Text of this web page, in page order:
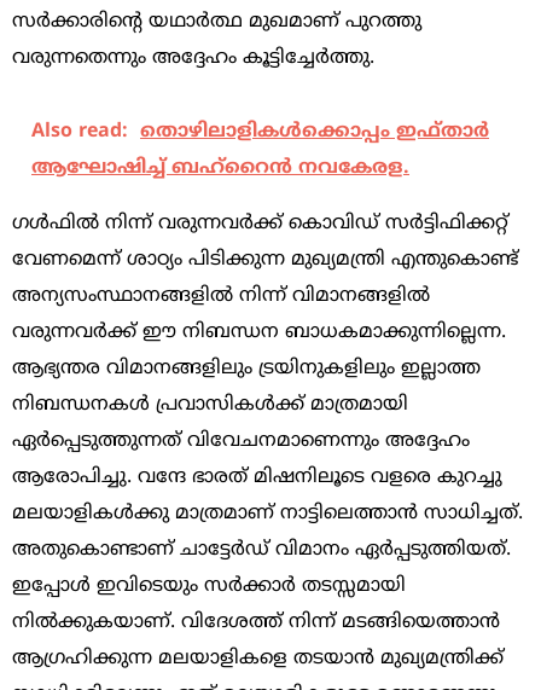
സര്‍ക്കാരിന്റെ യഥാര്‍ത്ഥ മുഖമാണ് പുറത്തു
വരുന്നതെന്നും അദ്ദേഹം കൂട്ടിച്ചേര്‍ത്തു.
Also read: തൊഴിലാളികൾക്കൊപ്പം ഇഫ്താർ
ആഘോഷിച്ച് ബഹ്റൈൻ നവകേരള.
ഗള്‍ഫില്‍ നിന്ന് വരുന്നവര്‍ക്ക് കൊവിഡ് സര്‍ട്ടിഫിക്കറ്റ്
വേണമെന്ന് ശാഠ്യം പിടിക്കുന്ന മുഖ്യമന്ത്രി എന്തുകൊണ്ട്
അന്യസംസ്ഥാനങ്ങളില്‍ നിന്ന് വിമാനങ്ങളില്‍
വരുന്നവര്‍ക്ക് ഈ നിബന്ധന ബാധകമാക്കുന്നില്ലെന്ന.
ആഭ്യന്തര വിമാനങ്ങളിലും ട്രയിനുകളിലും ഇല്ലാത്ത
നിബന്ധനകള്‍ പ്രവാസികള്‍ക്ക് മാത്രമായി
ഏര്‍പ്പെടുത്തുന്നത് വിവേചനമാണെന്നും അദ്ദേഹം
ആരോപിച്ചു. വന്ദേ ഭാരത് മിഷനിലൂടെ വളരെ കുറച്ചു
മലയാളികള്‍ക്കു മാത്രമാണ് നാട്ടിലെത്താന്‍ സാധിച്ചത്.
അതുകൊണ്ടാണ് ചാട്ടേര്‍ഡ് വിമാനം ഏര്‍പ്പടുത്തിയത്.
ഇപ്പോള്‍ ഇവിടെയും സര്‍ക്കാര്‍ തടസ്സമായി
നില്‍ക്കുകയാണ്. വിദേശത്ത് നിന്ന് മടങ്ങിയെത്താന്‍
ആഗ്രഹിക്കുന്ന മലയാളികളെ തടയാന്‍ മുഖ്യമന്ത്രിക്ക്